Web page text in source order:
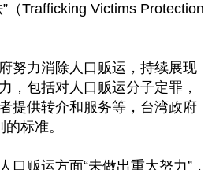
（Trafficking Victims Protection
努力消除人口贩运，持续展现
，包括对人口贩运分子定罪，
提供转介和服务等，台湾政府
标准。
口贩运方面“未做出重大努力”，